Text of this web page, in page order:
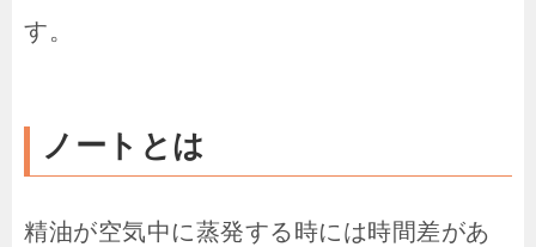
す。
ノートとは
精油が空気中に蒸発する時には時間差があ